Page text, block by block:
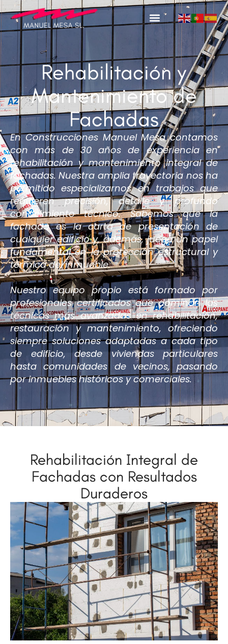
Rehabilitación y
Mantenimiento de
Fachadas
En Construcciones Manuel Mesa contamos
con más de 30 años de experiencia en
rehabilitación y mantenimiento integral de
fachadas. Nuestra amplia trayectoria nos ha
permitido especializarnos en trabajos que
requieren precisión, detalle y profundo
conocimiento técnico. Sabemos que la
fachada es la carta de presentación de
cualquier edificio y, además, juega un papel
fundamental en la protección estructural y
térmica del inmueble.
Nuestro equipo propio está formado por
profesionales certificados que dominan las
técnicas más avanzadas en rehabilitación,
restauración y mantenimiento, ofreciendo
siempre soluciones adaptadas a cada tipo
de edificio, desde viviendas particulares
hasta comunidades de vecinos, pasando
por inmuebles históricos y comerciales.
Rehabilitación Integral de
Fachadas con Resultados
Duraderos